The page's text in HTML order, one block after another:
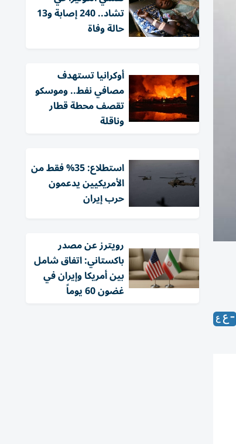
تشاد.. 240 إصابة و13
حالة وفاة
أوكرانيا تستهدف
مصافي نفط.. وموسكو
تقصف محطة قطار
وناقلة
استطلاع: 35% فقط من
الأمريكيين يدعمون
حرب إيران
‏رويترز عن مصدر
باكستاني: اتفاق شامل
بين أمريكا وإيران في
غضون 60 يوماً